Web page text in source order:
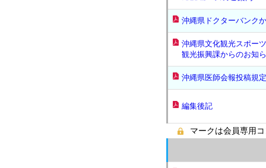
沖縄県ドクターバンク
沖縄県文化観光スポー
観光振興課からのお知
沖縄県医師会報投稿規定
編集後記
マークは会員専用